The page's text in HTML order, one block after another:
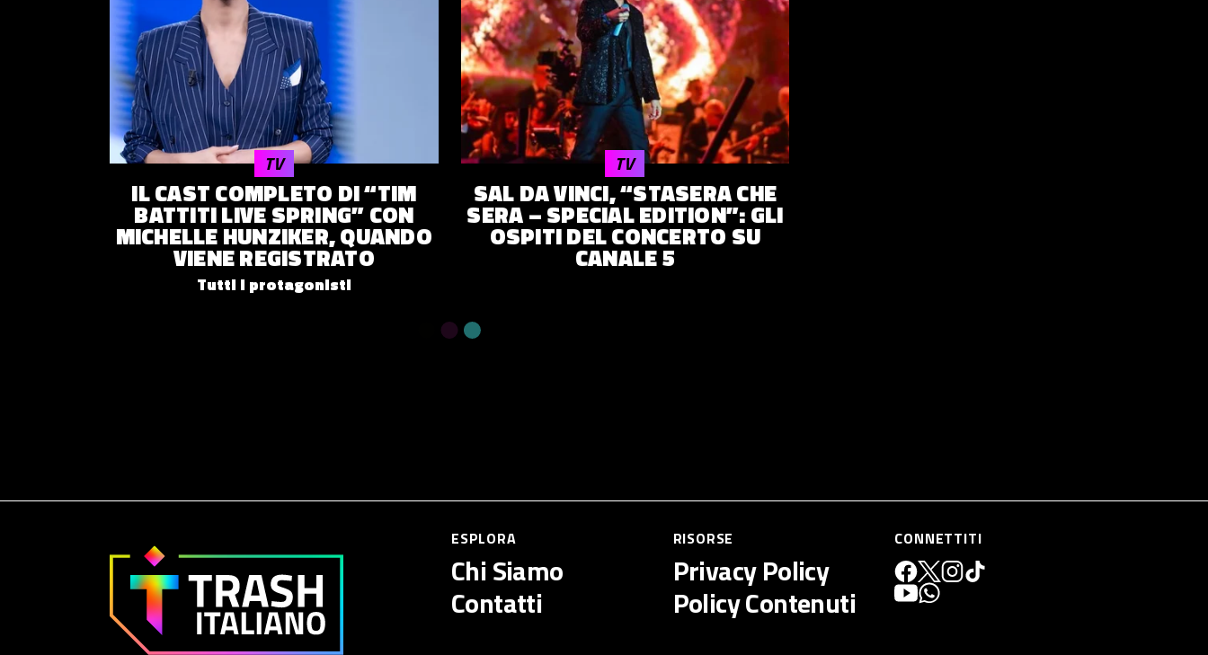
IL CAST COMPLETO DI “TIM
BATTITI LIVE SPRING” CON
MICHELLE HUNZIKER, QUANDO
VIENE REGISTRATO
Tutti i protagonisti
TV
SAL DA VINCI, “STASERA CHE
SERA – SPECIAL EDITION”: GLI
OSPITI DEL CONCERTO SU
CANALE 5
TV
ESPLORA
Chi Siamo
Contatti
RISORSE
Privacy Policy
Policy Contenuti
CONNETTITI